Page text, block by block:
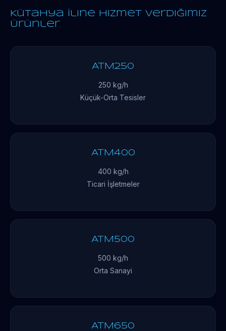
Kütahya İline Hizmet Verdiğimiz
Ürünler
ATM250
250 kg/h
Küçük-Orta Tesisler
ATM400
400 kg/h
Ticari İşletmeler
ATM500
500 kg/h
Orta Sanayi
ATM650